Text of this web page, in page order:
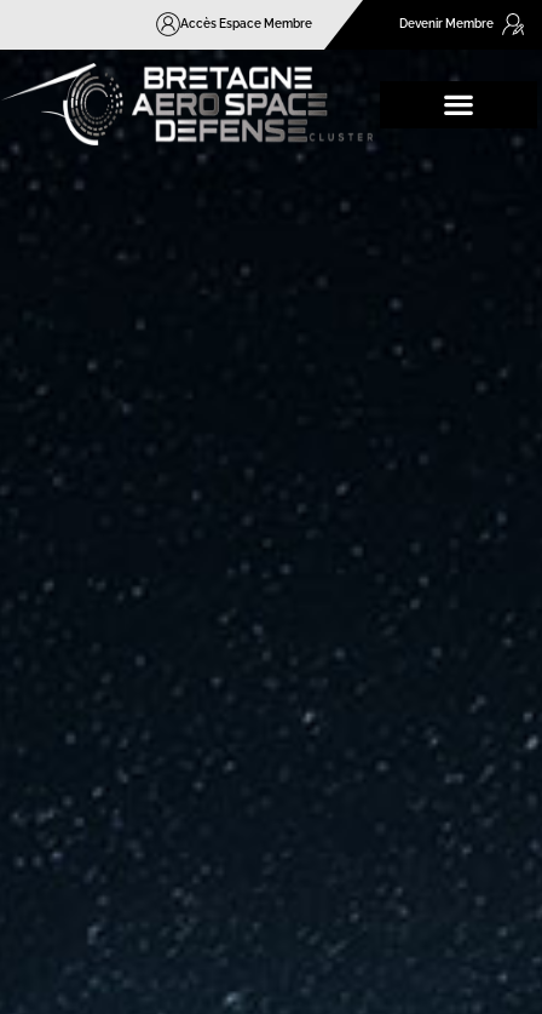
Accès Espace Membre Devenir Membre